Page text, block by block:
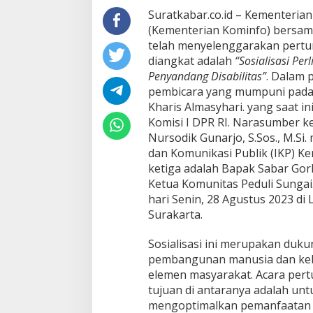
P
e
n
y
a
n
d
a
n
g
D
s
a
b
i
l
i
a
s
Suratkabar.co.id –
(Kementerian Kominfo)
telah menyelenggarakan
diangkat adalah “Sosialisasi
Penyandang Disabilitas”. Dalam
pembicara yang mumpuni
Kharis Almasyhari. yang saat
Komisi I DPR RI. Narasumber
Nursodik Gunarjo, S.Sos.,
dan Komunikasi Publik (IKP)
ketiga adalah Bapak Sabar
Ketua Komunitas Peduli
hari Senin, 28 Agustus 2023 di
Surakarta.
Sosialisasi ini merupakan
pembangunan manusia dan
elemen masyarakat. Acara
tujuan di antaranya adalah
mengoptimalkan